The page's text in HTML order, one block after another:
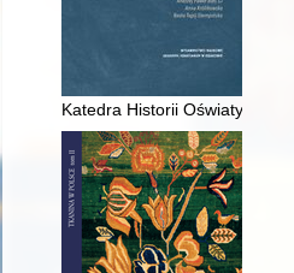
Katedra Historii Oświaty i